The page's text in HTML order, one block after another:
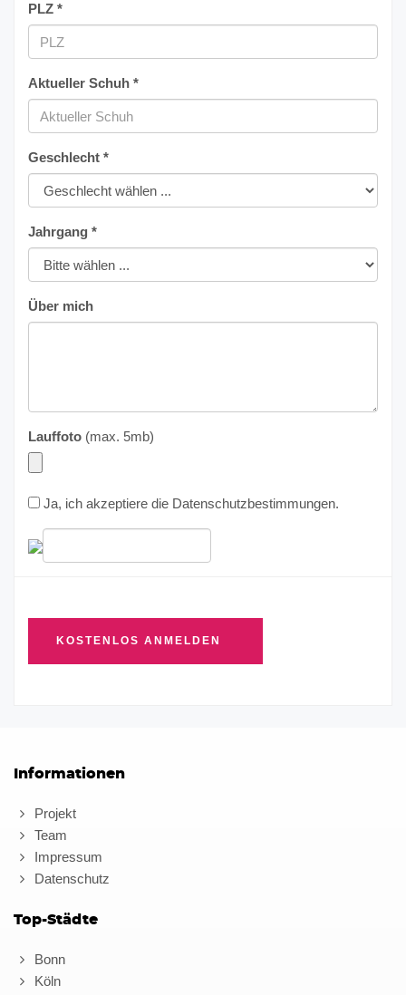
PLZ *
Aktueller Schuh *
Geschlecht *
Jahrgang *
Über mich
Lauffoto (max. 5mb)
Ja, ich akzeptiere die Datenschutzbestimmungen.
Informationen
Projekt
Team
Impressum
Datenschutz
Top-Städte
Bonn
Köln